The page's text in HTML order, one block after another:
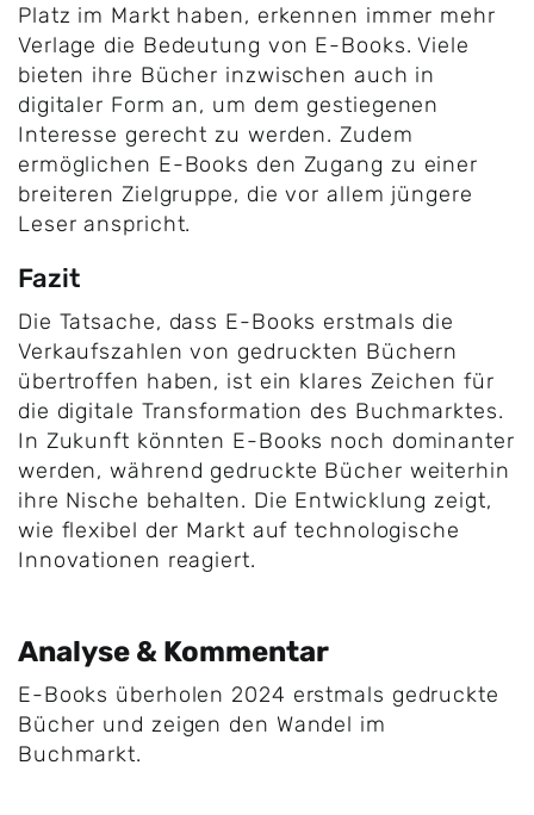
Platz im Markt haben, erkennen immer mehr
Verlage die Bedeutung von E-Books. Viele
bieten ihre Bücher inzwischen auch in
digitaler Form an, um dem gestiegenen
Interesse gerecht zu werden. Zudem
ermöglichen E-Books den Zugang zu einer
breiteren Zielgruppe, die vor allem jüngere
Leser anspricht.
Fazit
Die Tatsache, dass E-Books erstmals die
Verkaufszahlen von gedruckten Büchern
übertroffen haben, ist ein klares Zeichen für
die digitale Transformation des Buchmarktes.
In Zukunft könnten E-Books noch dominanter
werden, während gedruckte Bücher weiterhin
ihre Nische behalten. Die Entwicklung zeigt,
wie flexibel der Markt auf technologische
Innovationen reagiert.
Analyse & Kommentar
E-Books überholen 2024 erstmals gedruckte
Bücher und zeigen den Wandel im
Buchmarkt.